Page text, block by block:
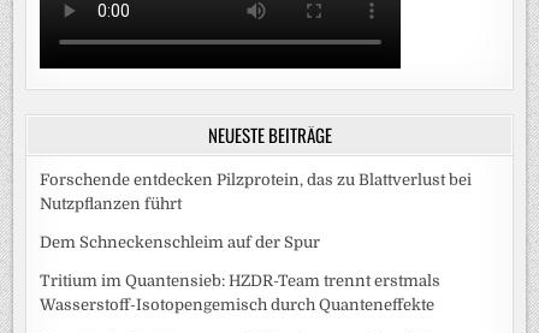
NEUESTE BEITRÄGE
Forschende entdecken Pilzprotein, das zu Blattverlust bei
Nutzpflanzen führt
Dem Schneckenschleim auf der Spur
Tritium im Quantensieb: HZDR-Team trennt erstmals
Wasserstoff-Isotopengemisch durch Quanteneffekte